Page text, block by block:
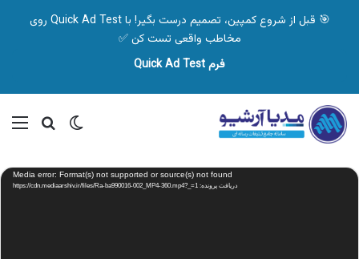
🎯 قبل از شروع کمپین، تصمیم درست بگیر! با Quick Ad Test روی
مخاطب واقعی تست کن ✅
فرم Quick Ad Test
تغییر پوسته
نمایشگر
ویدیو Media error: Format(s) not supported or source(s) not found
دریافت پرونده: https://cdn.mediaarshiv.ir/files/Ra-ba990016-002_MP4-360.mp4?_=1